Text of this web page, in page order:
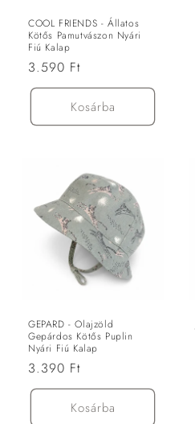
COOL FRIENDS - Állatos
Kötős Pamutvászon Nyári
Fiú Kalap
Normál
ár
3.590 Ft
Kosárba
GEPARD - Olajzöld
Gepárdos Kötős Puplin
Nyári Fiú Kalap
Normál
ár
3.390 Ft
Kosárba